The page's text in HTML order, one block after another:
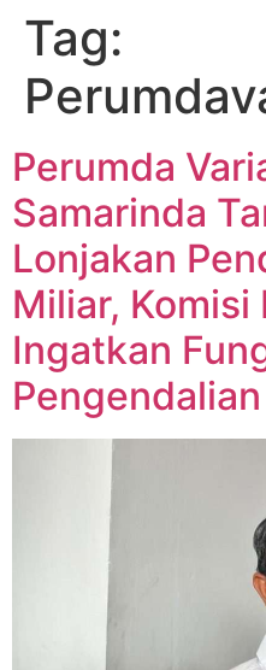
Tag:
Perumda
Samarinda
Lonjakan
Miliar, Komisi
Ingatkan